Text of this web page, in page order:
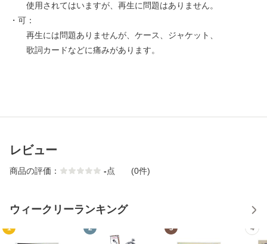
使用されてはいますが、再生に問題はありません。
・可：
再生には問題ありませんが、ケース、ジャケット、
歌詞カードなどに痛みがあります。
レビュー
商品の評価： -点 (0件)
ウィークリーランキング
1 2 3 4